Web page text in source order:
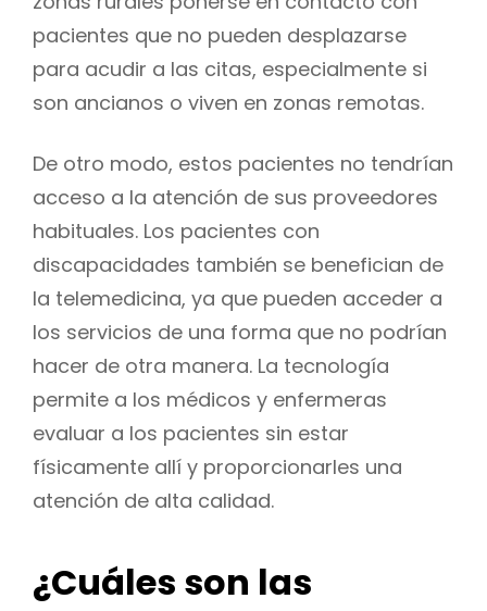
pacientes que no pueden desplazarse
para acudir a las citas, especialmente si
son ancianos o viven en zonas remotas.
De otro modo, estos pacientes no tendrían
acceso a la atención de sus proveedores
habituales. Los pacientes con
discapacidades también se benefician de
la telemedicina, ya que pueden acceder a
los servicios de una forma que no podrían
hacer de otra manera. La tecnología
permite a los médicos y enfermeras
evaluar a los pacientes sin estar
físicamente allí y proporcionarles una
atención de alta calidad.
¿Cuáles son las